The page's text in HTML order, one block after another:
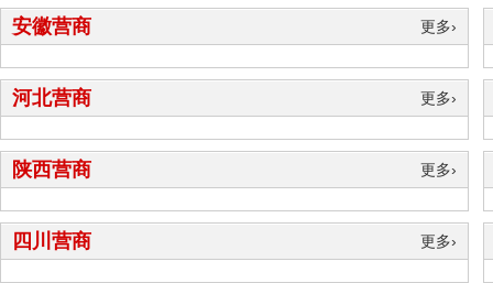
环
境
监
督
网
更多›
安徽营商
更多›
河北营商
更多›
陕西营商
更多›
四川营商